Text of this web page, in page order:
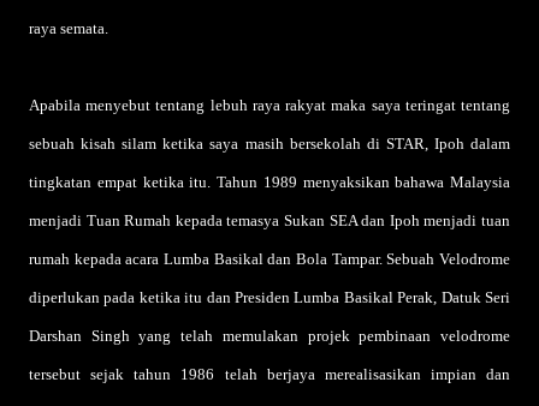
raya semata.
Apabila menyebut tentang lebuh raya rakyat maka saya teringat tentang
sebuah kisah silam ketika saya masih bersekolah di STAR, Ipoh dalam
tingkatan empat ketika itu. Tahun 1989 menyaksikan bahawa Malaysia
menjadi Tuan Rumah kepada temasya Sukan SEA dan Ipoh menjadi tuan
rumah kepada acara Lumba Basikal dan Bola Tampar. Sebuah Velodrome
diperlukan pada ketika itu dan Presiden Lumba Basikal Perak, Datuk Seri
Darshan Singh yang telah memulakan projek pembinaan velodrome
tersebut sejak tahun 1986 telah berjaya merealisasikan impian dan